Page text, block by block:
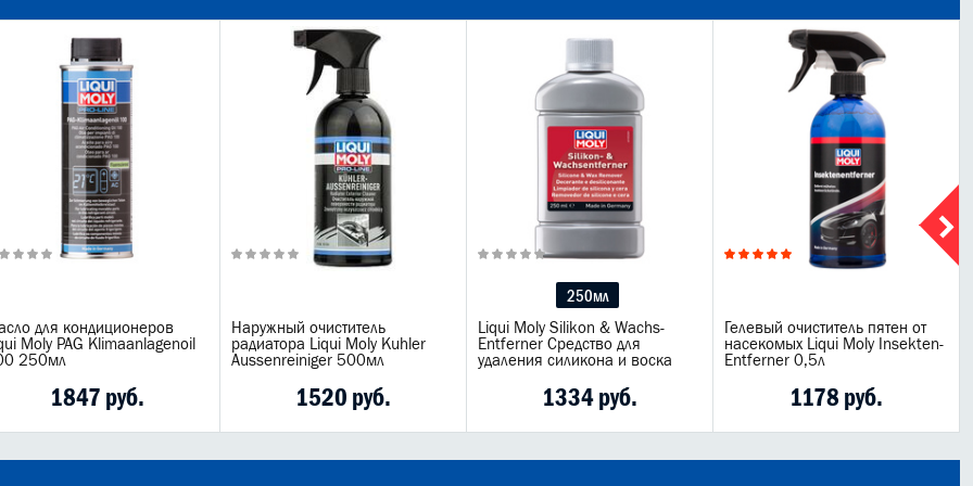
для кондиционеров
Moly PAG Klimaanlagenoil
250мл
1847 руб.
Наружный очиститель
радиатора Liqui Moly Kuhler
Aussenreiniger 500мл
1520 руб.
250мл
Liqui Moly Silikon & Wachs-
Entferner Средство для
удаления силикона и воска
1334 руб.
Гелевый очиститель пятен от
насекомых Liqui Moly Insekten-
Entferner 0,5л
1178 руб.